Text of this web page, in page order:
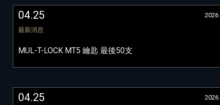
04.25
2026
最新消息
MUL-T-LOCK MT5 鑰匙 最後50支
04.25
2026